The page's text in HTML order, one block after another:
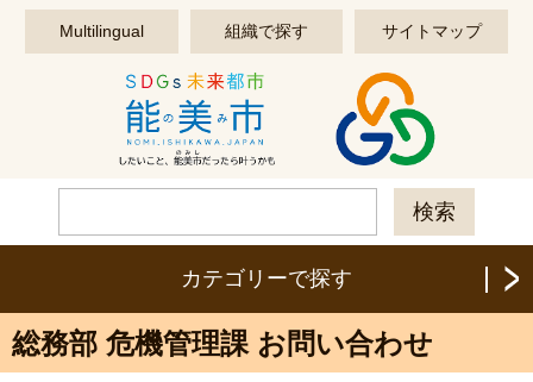
このページの本文へ移動する
Multilingual 組織で探す サイトマップ
カテゴリーで探す
総務部 危機管理課 お問い合わせ